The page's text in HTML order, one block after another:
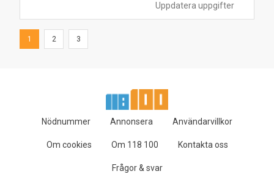
Uppdatera uppgifter
1 2 3
Nödnummer Annonsera Användarvillkor
Om cookies Om 118 100 Kontakta oss
Frågor & svar